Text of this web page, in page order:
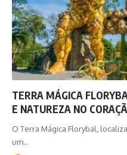
TERRA MÁGICA
E NATUREZA NO
O Terra Mágica Florybal,
um…